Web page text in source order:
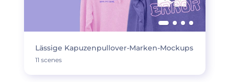
Lässige Kapuzenpullover-Marken-Mockups
11 scenes